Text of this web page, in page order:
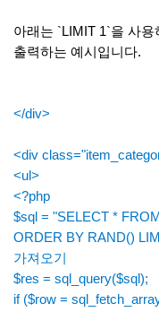
아래는 `LIMIT 1`을 사
출력하는 예시입니다.
</div>
<div
<ul>
<?php
$sql = "SELECT *
ORDER BY RAND()
가져오기
$res = sql_query($sql);
if ($row =